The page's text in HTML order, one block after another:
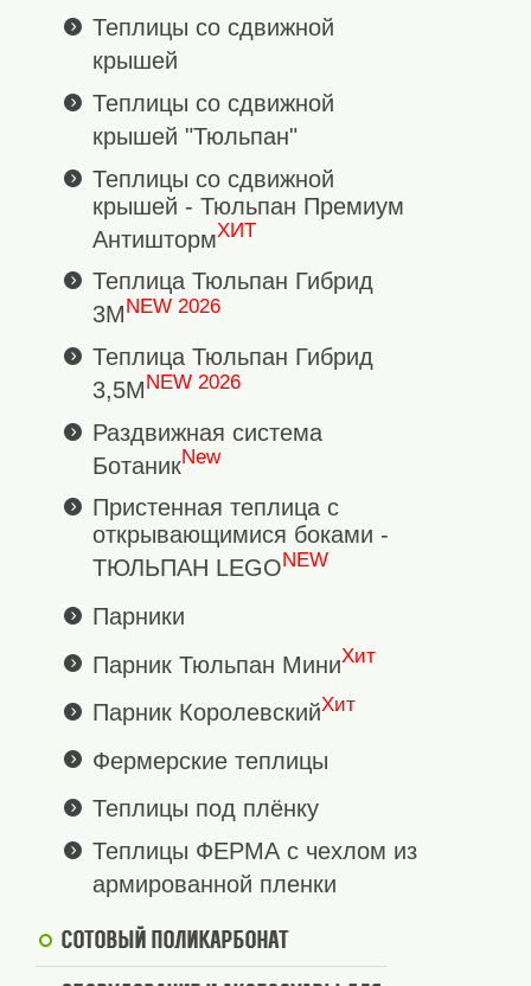
Теплицы со сдвижной
крышей
Теплицы со сдвижной
крышей "Тюльпан"
Теплицы со сдвижной
крышей - Тюльпан Премиум
АнтиштормХИТ
Теплица Тюльпан Гибрид
3М NEW 2026
Теплица Тюльпан Гибрид
3,5МNEW 2026
Раздвижная система
БотаникNew
Пристенная теплица с
открывающимися боками -
ТЮЛЬПАН LEGONEW
Парники
Парник Тюльпан МиниХит
Парник КоролевскийХит
Фермерские теплицы
Теплицы под плёнку
Теплицы ФЕРМА с чехлом из
армированной пленки
Сотовый поликарбонат